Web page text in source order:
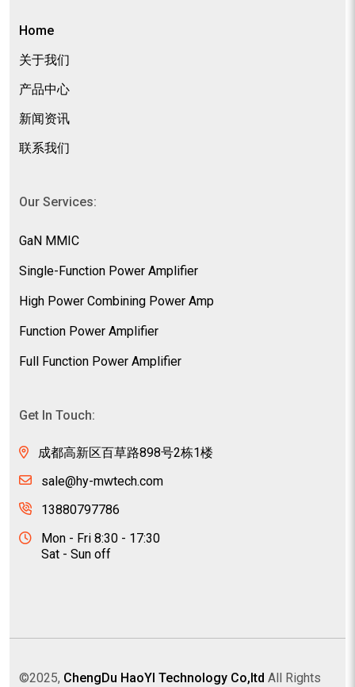
Home
关于我们
产品中心
新闻资讯
联系我们
Our Services:
GaN MMIC
Single-Function Power Amplifier
High Power Combining Power Amp
Function Power Amplifier
Full Function Power Amplifier
Get In Touch:
成都高新区百草路898号2栋1楼
sale@hy-mwtech.com
13880797786
Mon - Fri 8:30 - 17:30
Sat - Sun off
©2025, ChengDu HaoYI Technology Co,ltd All Rights